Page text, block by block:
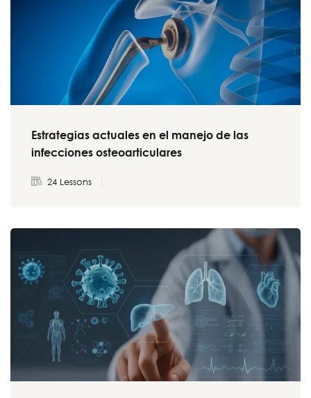
Estrategias actuales en el manejo de las
infecciones osteoarticulares
24 Lessons